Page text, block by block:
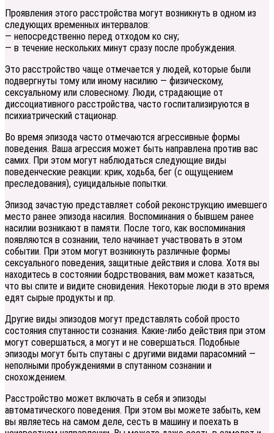
Проявления этого расстройства могут возникнуть в одном из
следующих временных интервалов:
— непосредственно перед отходом ко сну;
— в течение нескольких минут сразу после пробуждения.
Это расстройство чаще отмечается у людей, которые были
подвергнуты тому или иному насилию — физическому,
сексуальному или словесному. Люди, страдающие от
диссоциативного расстройства, часто госпитализируются в
психиатрический стационар.
Во время эпизода часто отмечаются агрессивные формы
поведения. Ваша агрессия может быть направлена против вас
самих. При этом могут наблюдаться следующие виды
поведенческие реакции: крик, ходьба, бег (с ощущением
преследования), суицидальные попытки.
Эпизод зачастую представляет собой реконструкцию имевшего
место ранее эпизода насилия. Воспоминания о бывшем ранее
насилии возникают в памяти. После того, как воспоминания
появляются в сознании, тело начинает участвовать в этом
событии. При этом могут возникнуть различные формы
сексуального поведения, защитные действия и слова. Хотя вы
находитесь в состоянии бодрствования, вам может казаться,
что вы спите и видите сновидения. Некоторые люди в это время
едят сырые продукты и пр.
Другие виды эпизодов могут представлять собой просто
состояния спутанности сознания. Какие-либо действия при этом
могут совершаться, а могут и не совершаться. Подобные
эпизоды могут быть спутаны с другими видами парасомний —
неполными пробуждениями в спутанном сознании и
снохождением.
Расстройство может включать в себя и эпизоды
автоматического поведения. При этом вы можете забыть, кем
вы являетесь на самом деле, сесть в машину и поехать в